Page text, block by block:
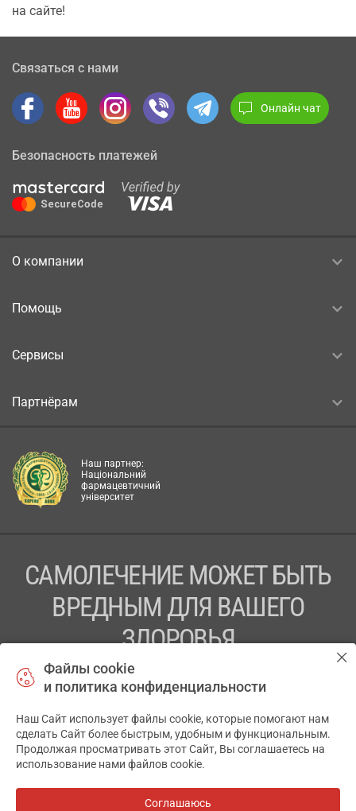
на сайте!
Связаться с нами
Онлайн чат
Безопасность платежей
О компании
Помощь
Сервисы
Партнёрам
Наш партнер:
Національний
фармацевтичний
університет
САМОЛЕЧЕНИЕ МОЖЕТ БЫТЬ
ВРЕДНЫМ ДЛЯ ВАШЕГО
ЗДОРОВЬЯ
ПЕРЕД ПРИМЕНЕНИЕМ ПРЕПАРАТА
ПРОКОНСУЛЬТИРУЙТЕСЬ С ВРАЧОМ
ТОВ «АПТЕКА 911.ЮА» Код ЄДРПОУ 43631965.
Отказ от ответственности
АПТЕКА911.ЮА
Файлы cookie
и политика конфиденциальности
Наш Сайт использует файлы cookie, которые помогают нам
сделать Сайт более быстрым, удобным и функциональным.
Продолжая просматривать этот Сайт, Вы соглашаетесь на
использование нами файлов cookie.
Соглашаюсь
✕